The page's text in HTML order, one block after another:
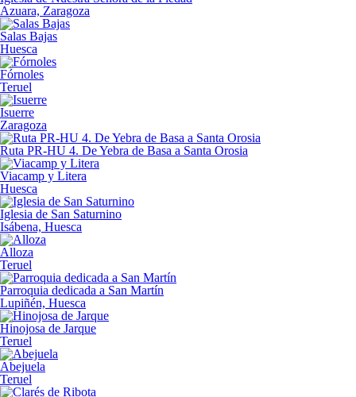
Azuara, Zaragoza
Salas Bajas
Huesca
Fórnoles
Teruel
Isuerre
Zaragoza
Ruta PR-HU 4. De Yebra de Basa a Santa Orosia
Viacamp y Litera
Huesca
Iglesia de San Saturnino
Isábena, Huesca
Alloza
Teruel
Parroquia dedicada a San Martín
Lupiñén, Huesca
Hinojosa de Jarque
Teruel
Abejuela
Teruel